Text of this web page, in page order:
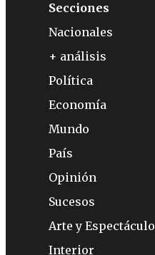
Secciones
Nacionales
+ análisis
Política
Economía
Mundo
País
Opinión
Sucesos
Arte y
Interior